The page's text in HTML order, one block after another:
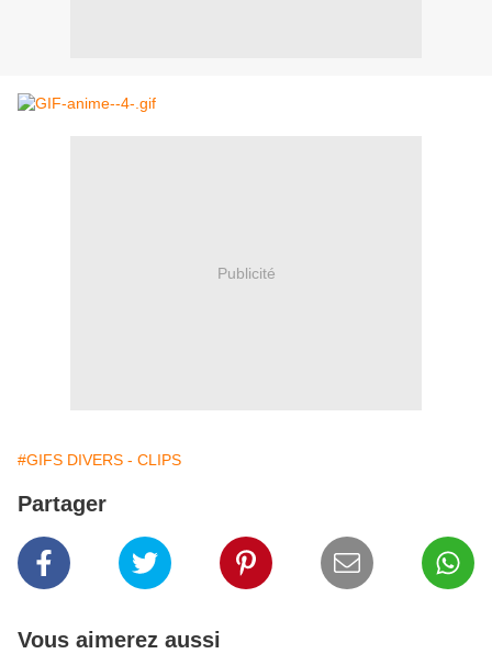
Publicité
#GIFS DIVERS - CLIPS
Partager
Vous aimerez aussi